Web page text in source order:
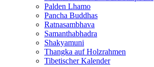
Palden Lhamo
Pancha Buddhas
Ratnasambhava
Samanthabhadra
Shakyamuni
Thangka auf Holzrahmen
Tibetischer Kalender